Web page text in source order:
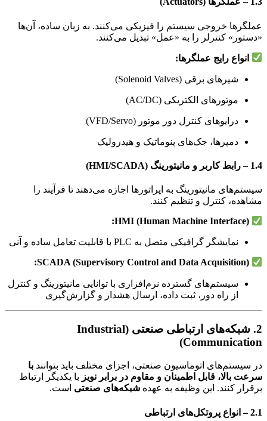
عملگرها خروجی سیستم را فیزیکی می‌کنند. به زبان ساده، آن‌ها
«دستور» کنترلر را به «عمل» تبدیل می‌کنند.
انواع رایج عملگرها:
شیرهای برقی (Solenoid Valves)
موتورهای الکتریکی (AC/DC)
درایوهای کنترل دور موتور (VFD/Servo)
دمپرها، جک‌های پنوماتیک و هیدرولیک
1.4 – رابط کاربر و مانیتورینگ (HMI/SCADA)
سیستم‌های مانیتورینگ به اپراتورها اجازه می‌دهند تا فرآیند را
مشاهده، کنترل و تنظیم کنند.
HMI (Human Machine Interface):
نمایشگر گرافیکی متصل به PLC با قابلیت تعامل ساده و آنی
SCADA (Supervisory Control and Data Acquisition):
سیستم‌های گسترده نرم‌افزاری با توانایی مانیتورینگ و کنترل
از راه دور، ثبت داده، ارسال هشدار و گزارش‌گیری
2. شبکه‌های ارتباطی صنعتی (Industrial
Communication)
در سیستم‌های اتوماسیون صنعتی، اجزای مختلف باید بتوانند با
سرعت بالا، قابل اطمینان و مقاوم در برابر نویز با یکدیگر ارتباط
برقرار کنند. این وظیفه به عهده شبکه‌های صنعتی است.
2.1 – انواع پروتکل‌های ارتباطی